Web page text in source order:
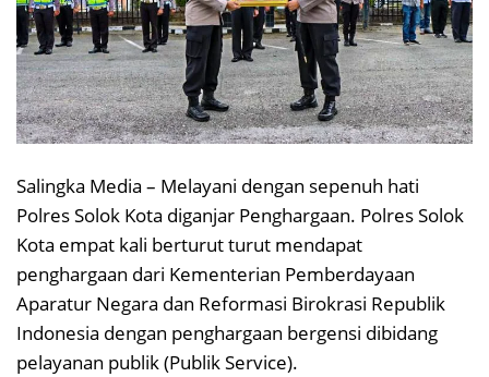
Salingka Media – Melayani dengan sepenuh hati
Polres Solok Kota diganjar Penghargaan. Polres Solok
Kota empat kali berturut turut mendapat
penghargaan dari Kementerian Pemberdayaan
Aparatur Negara dan Reformasi Birokrasi Republik
Indonesia dengan penghargaan bergensi dibidang
pelayanan publik (Publik Service).